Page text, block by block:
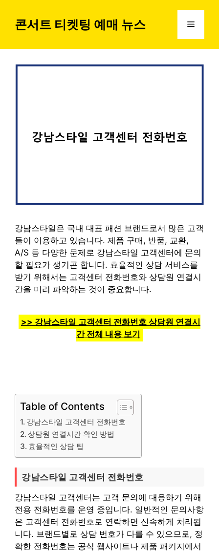
콘서트 티켓팅 예매 뉴스 메
강남스타일은 국내 대표 패션 브랜드로서 많은 고객
들이 이용하고 있습니다. 제품 구매, 반품, 교환,
A/S 등 다양한 문제로 강남스타일 고객센터에 문의
할 필요가 생기곤 합니다. 효율적인 상담 서비스를
받기 위해서는 고객센터 전화번호와 상담원 연결시
간을 미리 파악하는 것이 중요합니다.
>> 강남스타일 고객센터 전화번호 상담원 연결시
간 전체 내용 보기
Table of Contents
강남스타일 고객센터 전화번호
상담원 연결시간 확인 방법
효율적인 상담 팁
강남스타일 고객센터 전화번호
강남스타일 고객센터는 고객 문의에 대응하기 위해
전용 전화번호를 운영 중입니다. 일반적인 문의사항
은 고객센터 전화번호로 연락하면 신속하게 처리됩
니다. 브랜드별로 상담 번호가 다를 수 있으므로, 정
확한 전화번호는 공식 웹사이트나 제품 패키지에서